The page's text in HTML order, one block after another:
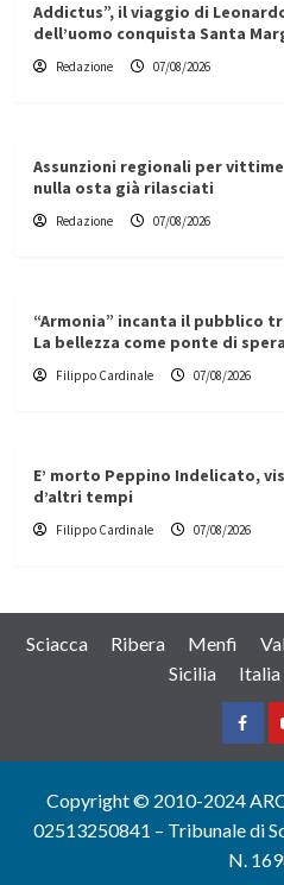
Addictus”, il viaggio di
dell’uomo conquista Santa
Redazione 07/08/2026
Assunzioni regionali per
nulla osta già rilasciati
Redazione 07/08/2026
“Armonia” incanta il pubblico
La bellezza come ponte di
Filippo Cardinale 07/08/2026
E’ morto Peppino Indelicato,
d’altri tempi
Filippo Cardinale 07/08/2026
Sciacca Ribera Menfi
Sicilia
Italia
Copyright © 2010-2024
02513250841 – Tribunale di
N.